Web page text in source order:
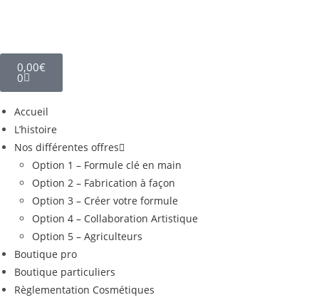
0,00€
0
Accueil
L’histoire
Nos différentes offres
Option 1 – Formule clé en main
Option 2 – Fabrication à façon
Option 3 – Créer votre formule
Option 4 – Collaboration Artistique
Option 5 – Agriculteurs
Boutique pro
Boutique particuliers
Règlementation Cosmétiques